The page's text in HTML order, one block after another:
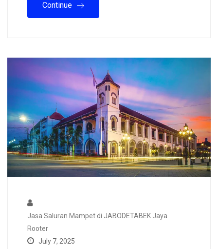
Continue
Jasa Saluran Mampet di JABODETABEK Jaya
Rooter
July 7, 2025